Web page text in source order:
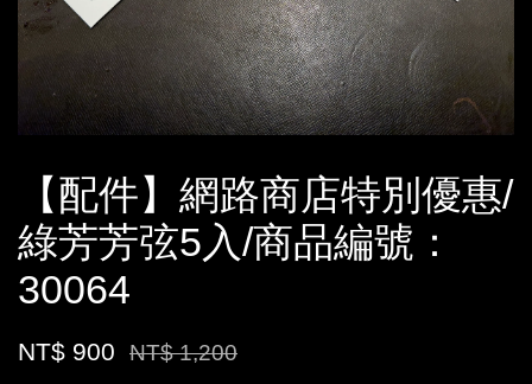
【配件】網路商店特別優惠/
綠芳芳弦5入/商品編號：
30064
NT$ 900 NT$ 1,200